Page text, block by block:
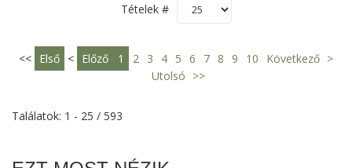
Tételek #
<< Első < Előző 1 2 3 4 5 6 7 8 9 10 Következő >
Utolsó >>
Találatok: 1 - 25 / 593